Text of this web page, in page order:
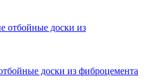
доски из фиброцемента